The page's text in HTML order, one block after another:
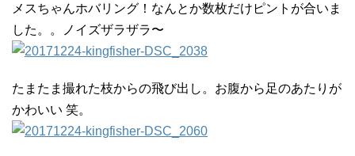
メスちゃんホバリング！なんとか数枚だけピントが合いま
した。。ノイズザラザラ〜
たまたま撮れた枝からの飛び出し。お腹から足のあたりが
かわいい 笑。